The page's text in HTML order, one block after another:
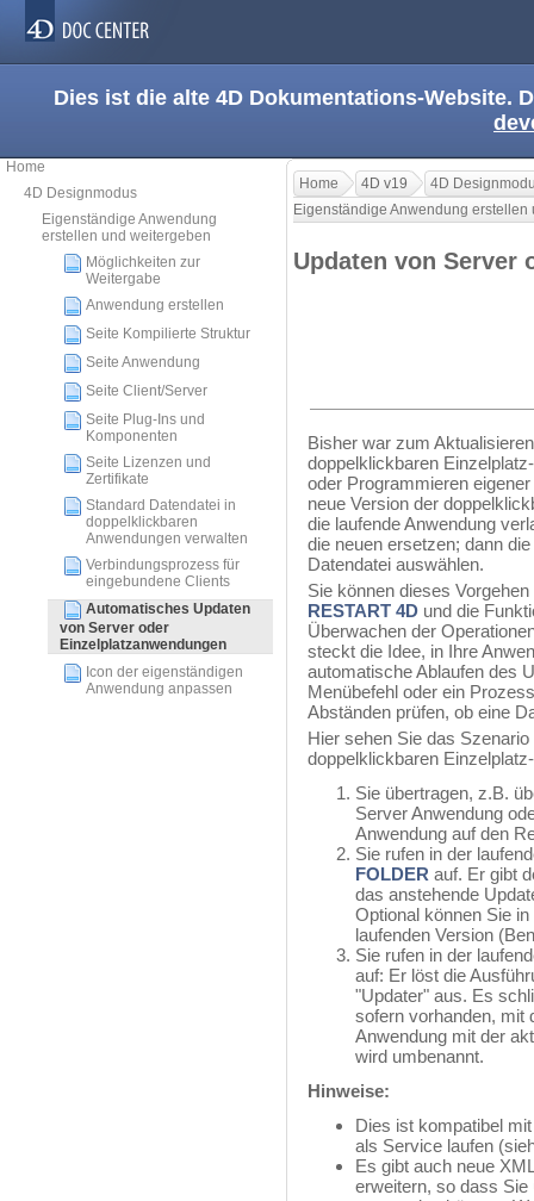
Dies ist die alte 4D Dokumentations-Website.
Home
4D Designmodus
Eigenständige Anwendung
erstellen und weitergeben
Möglichkeiten zur
Weitergabe
Anwendung erstellen
Seite Kompilierte Struktur
Seite Anwendung
Seite Client/Server
Seite Plug-Ins und
Komponenten
Seite Lizenzen und
Zertifikate
Standard Datendatei in
doppelklickbaren
Anwendungen verwalten
Verbindungsprozess für
eingebundene Clients
Automatisches Updaten
von Server oder
Einzelplatzanwendungen
Icon der eigenständigen
Anwendung anpassen
Home 4D v19
4D
Eigenständige Anwendung erstellen
Updaten von Server
Bisher war zum
doppelklickbaren
oder Programmieren
neue Version der
die laufende Anwendung
die neuen ersetzen; dann
Datendatei auswählen.
Sie können dieses
RESTART 4D und die
Überwachen der
steckt die Idee, in Ihre
automatische Ablaufen des
Menübefehl oder ein
Abständen prüfen, ob eine
Hier sehen Sie das
doppelklickbaren
Sie übertragen, z.B.
Server Anwendung
Anwendung auf den
Sie rufen in der
FOLDER auf. Er gibt
das anstehende
Optional können Sie
laufenden Version
Sie rufen in der
auf: Er löst die
"Updater" aus. Es
sofern vorhanden, mit
Anwendung mit der
wird umbenannt.
Hinweise:
Dies ist kompatibel
als Service laufen
Es gibt auch neue
erweitern, so dass